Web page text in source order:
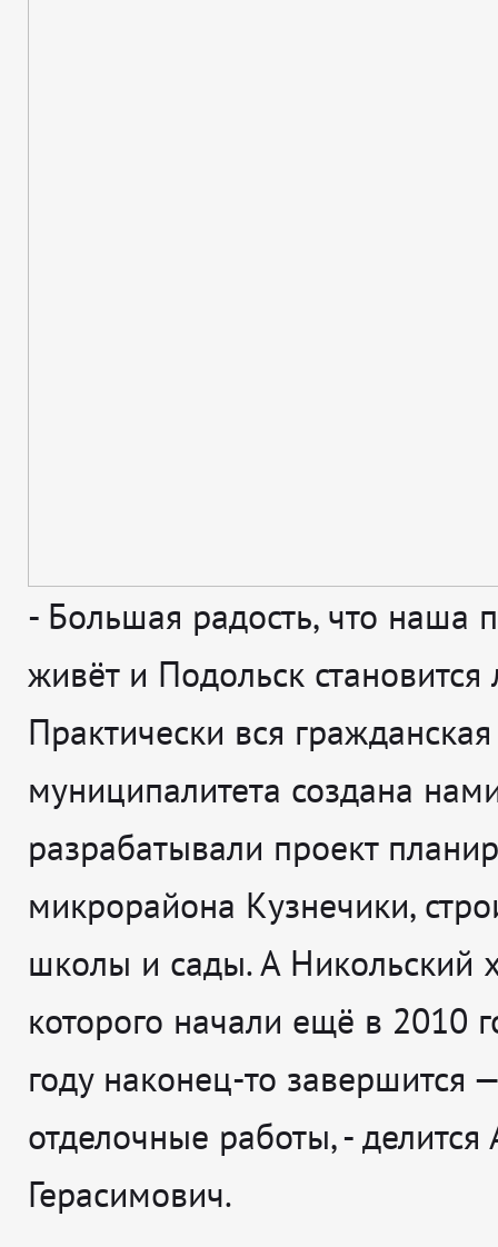
- Большая радость, что наша
живёт и Подольск становится
Практически вся
муниципалитета создана
разрабатывали проект
микрорайона Кузнечики,
школы и сады. А Никольский
которого начали ещё в 2010
году наконец-то завершится
отделочные работы, - делится
Герасимович.